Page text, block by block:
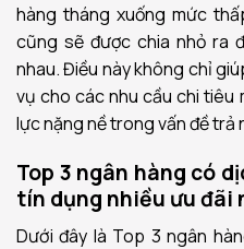
hàng tháng xuống mức
cũng sẽ được chia nhỏ ra
nhau. Điều này không chỉ
vụ cho các nhu cầu chi tiêu
lực nặng nề trong vấn đề trả
Top 3 ngân hàng có
tín dụng nhiều ưu đãi
Dưới đây là Top 3 ngân